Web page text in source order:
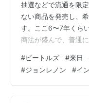
抽選などで流通を限
ない商品を発売し、
す。ここ6〜7年くら
商法が盛んで、普通
回の来日60周年記念
（THE BRATLES
「ザ・ビートルズ来
ア」でしか買えない
#ビートルズ #来日
#ジョンレノン #イ